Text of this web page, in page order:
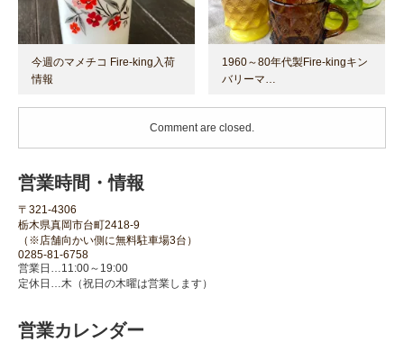
今週のマメチコ Fire-king入荷
情報
1960～80年代製Fire-kingキン
バリーマ…
Comment are closed.
営業時間・情報
〒321-4306
栃木県真岡市台町2418-9
（※店舗向かい側に無料駐車場3台）
0285-81-6758
営業日…11:00～19:00
定休日…木（祝日の木曜は営業します）
営業カレンダー